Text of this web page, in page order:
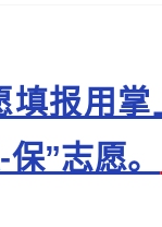
填报用
”志愿。